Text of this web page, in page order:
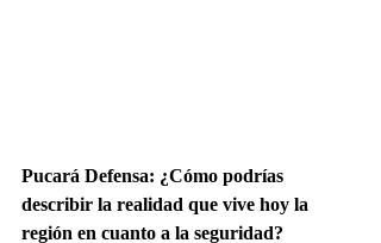
Pucará Defensa: ¿Cómo podrías
describir la realidad que vive hoy la
región en cuanto a la seguridad?